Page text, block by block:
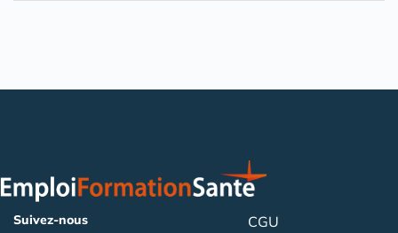
Suivez-nous
CGU